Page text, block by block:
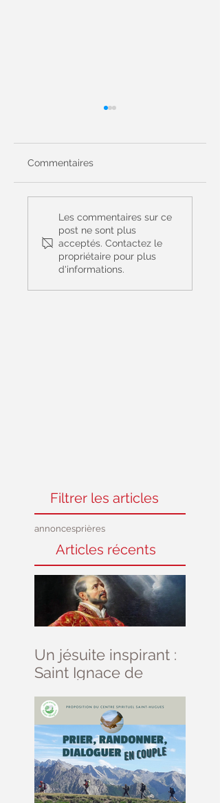
Prière Universelle
du 14 juin - 11ème
dimanche du
Temps Ordinaire -
(Matthieu 9, 36 – 10,
8)
Commentaires
Les commentaires sur ce
post ne sont plus
acceptés. Contactez le
propriétaire pour plus
d'informations.
Filtrer les articles
annoncesprières
Articles récents
Un jésuite inspirant :
Saint Ignace de